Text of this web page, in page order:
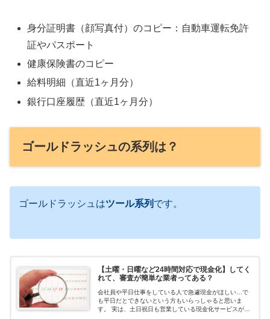
身分証明書（顔写真付）のコピー：自動車運転免許
証やパスポート
健康保険書のコピー
給料明細（直近1ヶ月分）
銀行口座履歴（直近1ヶ月分）
ゴールドラッシュの系列は？
ゴールドラッシュはツール系列 です。
【土曜・日曜など24時間対応で現金化】してく
れて、審査が簡単な業者ってある？
会社員や平日仕事をしている人で急遽現金がほしい…で
も平日だとできないという方もいらっしゃると思いま
す。 実は、土日祝日も営業している現金化サービスがあ